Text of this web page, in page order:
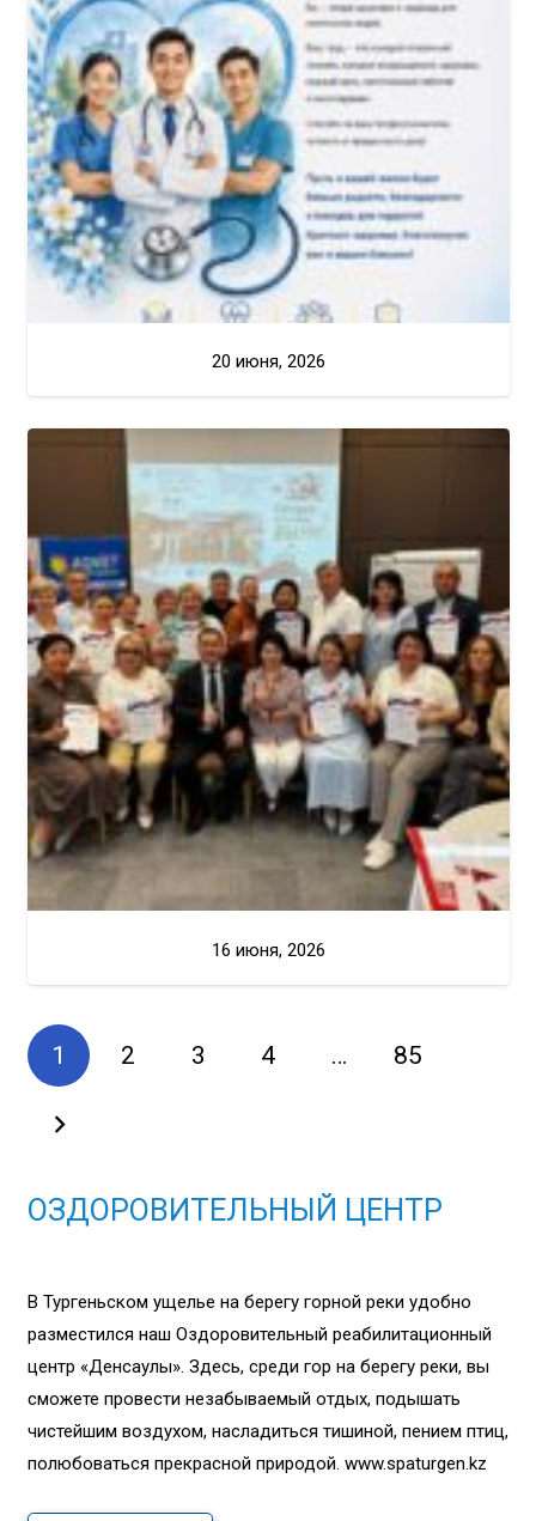
20 июня, 2026
16 июня, 2026
1 2 3 4 … 85
ОЗДОРОВИТЕЛЬНЫЙ ЦЕНТР
В Тургеньском ущелье на берегу горной реки удобно
разместился наш Оздоровительный реабилитационный
центр «Денсаулық». Здесь, среди гор на берегу реки, вы
сможете провести незабываемый отдых, подышать
чистейшим воздухом, насладиться тишиной, пением птиц,
полюбоваться прекрасной природой. www.spaturgen.kz